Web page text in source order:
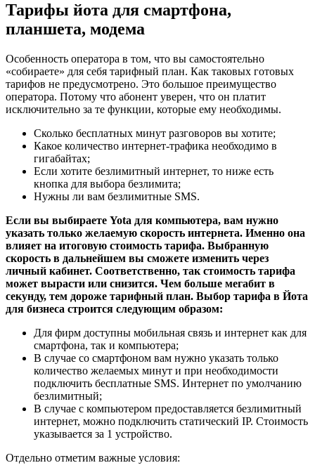
Тарифы йота для смартфона,
планшета, модема
Особенность оператора в том, что вы самостоятельно
«собираете» для себя тарифный план. Как таковых готовых
тарифов не предусмотрено. Это большое преимущество
оператора. Потому что абонент уверен, что он платит
исключительно за те функции, которые ему необходимы.
Сколько бесплатных минут разговоров вы хотите;
Какое количество интернет-трафика необходимо в
гигабайтах;
Если хотите безлимитный интернет, то ниже есть
кнопка для выбора безлимита;
Нужны ли вам безлимитные SMS.
Если вы выбираете Yota для компьютера, вам нужно
указать только желаемую скорость интернета. Именно она
влияет на итоговую стоимость тарифа. Выбранную
скорость в дальнейшем вы сможете изменить через
личный кабинет. Соответственно, так стоимость тарифа
может вырасти или снизится. Чем больше мегабит в
секунду, тем дороже тарифный план. Выбор тарифа в Йота
для бизнеса строится следующим образом:
Для фирм доступны мобильная связь и интернет как для
смартфона, так и компьютера;
В случае со смартфоном вам нужно указать только
количество желаемых минут и при необходимости
подключить бесплатные SMS. Интернет по умолчанию
безлимитный;
В случае с компьютером предоставляется безлимитный
интернет, можно подключить статический IP. Стоимость
указывается за 1 устройство.
Отдельно отметим важные условия: